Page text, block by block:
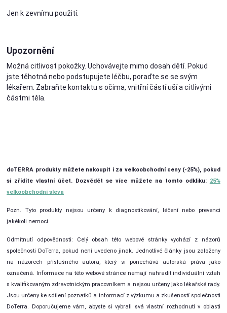
Jen k zevnímu použití.
Upozornění
Možná citlivost pokožky. Uchovávejte mimo dosah dětí. Pokud
jste těhotná nebo podstupujete léčbu, poraďte se se svým
lékařem. Zabraňte kontaktu s očima, vnitřní částí uší a citlivými
částmi těla.
doTERRA produkty můžete nakoupit i za velkoobchodní ceny (-25%), pokud
si zřídíte vlastní účet. Dozvědět se více můžete na tomto odkliku: 25%
velkoobchodní sleva
Pozn. Tyto produkty nejsou určeny k diagnostikování, léčení nebo prevenci
jakékoli nemoci.
Odmítnutí odpovědnosti: Celý obsah této webové stránky vychází z názorů
společnosti DoTerra, pokud není uvedeno jinak. Jednotlivé články jsou založeny
na názorech příslušného autora, který si ponechává autorská práva jako
označená. Informace na této webové stránce nemají nahradit individuální vztah
s kvalifikovaným zdravotnickým pracovníkem a nejsou určeny jako lékařské rady.
Jsou určeny ke sdílení poznatků a informací z výzkumu a zkušeností společnosti
DoTerra. Doporučujeme vám, abyste si vybrali svá vlastní rozhodnutí v oblasti